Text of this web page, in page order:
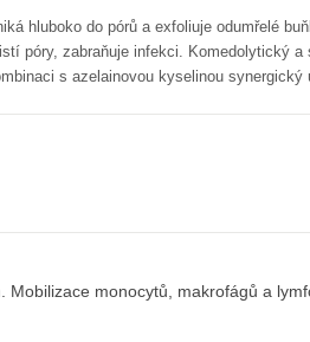
hluboko do pórů a exfoliuje odumřelé
póry, zabraňuje infekci. Komedolytický a
s azelainovou kyselinou synergický
monocytů, makrofágů a